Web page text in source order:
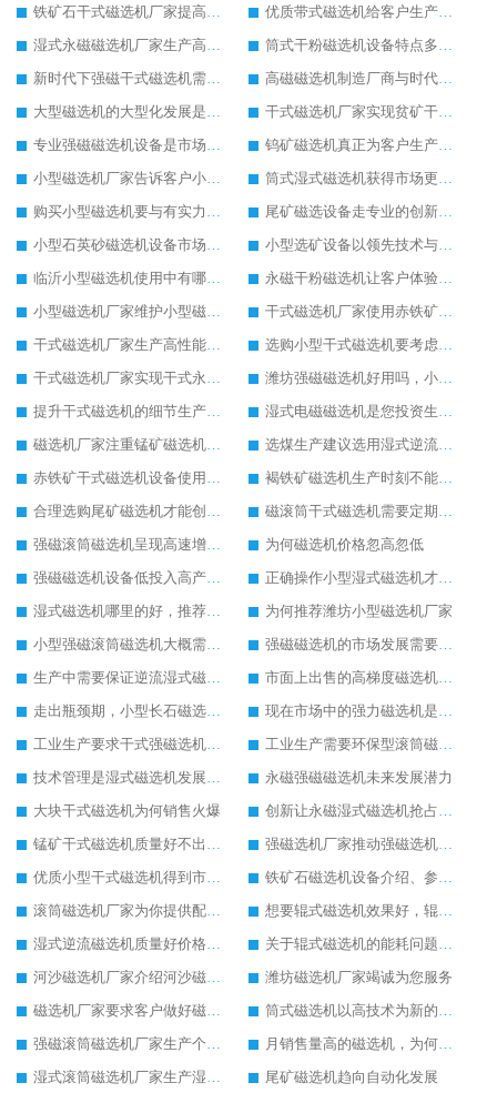
铁矿石干式磁选机厂家提高干式磁选机的市场销售量
优质带式磁选机给客户生产带来不一样的体验
湿式永磁磁选机厂家生产高品质的湿式永磁磁选机设备
筒式干粉磁选机设备特点多更受到欢迎
新时代下强磁干式磁选机需要环保生产
高磁磁选机制造厂商与时代共同进步和发展
大型磁选机的大型化发展是必然趋势
干式磁选机厂家实现贫矿干式磁选机的专业化管理
专业强磁磁选机设备是市场的主导设备
钨矿磁选机真正为客户生产提供更多便利
小型磁选机厂家告诉客户小型磁选机生产中的优势
筒式湿式磁选机获得市场更多的关注度
购买小型磁选机要与有实力的小型磁选机生产商合作
尾矿磁选设备走专业的创新发展之路
小型石英砂磁选机设备市场知名度正在提高
小型选矿设备以领先技术与客户共同进步
临沂小型磁选机使用中有哪些设备优势
永磁干粉磁选机让客户体验到高效率生产
小型磁选机厂家维护小型磁选机注意三步骤
干式磁选机厂家使用赤铁矿干式磁选机设备优点多
干式磁选机厂家生产高性能干式磁选机设备回馈客户
选购小型干式磁选机要考虑几个方面
干式磁选机厂家实现干式永磁筒式磁选机的成功与创新有关系
潍坊强磁磁选机好用吗，小型强磁磁选机多少钱一台
提升干式磁选机的细节生产很重要
湿式电磁磁选机是您投资生产的好设备
磁选机厂家注重锰矿磁选机多样化发展
选煤生产建议选用湿式逆流磁选机
赤铁矿干式磁选机设备使用范围广
褐铁矿磁选机生产时刻不能忘记创新
合理选购尾矿磁选机才能创更高经济收益
磁滚筒干式磁选机需要定期保养
强磁滚筒磁选机呈现高速增长状态
为何磁选机价格忽高忽低
强磁磁选机设备低投入高产出客户使用更满意
正确操作小型湿式磁选机才能实现较大产能
湿式磁选机哪里的好，推荐合适厂家
为何推荐潍坊小型磁选机厂家
小型强磁滚筒磁选机大概需要多少钱
强磁磁选机的市场发展需要转型创新
生产中需要保证逆流湿式磁选机设备质量
市面上出售的高梯度磁选机多少钱一台
走出瓶颈期，小型长石磁选机迎来新的发展空间
现在市场中的强力磁选机是如何定价的
工业生产要求干式强磁选机的实力不断提升
工业生产需要环保型滚筒磁选机的支持
技术管理是湿式磁选机发展的关键
永磁强磁磁选机未来发展潜力
大块干式磁选机为何销售火爆
创新让永磁湿式磁选机抢占工业市场
锰矿干式磁选机质量好不出名都难
强磁选机厂家推动强磁选机发起绿色环保生产
优质小型干式磁选机得到市场更加器重
铁矿石磁选机设备介绍、参数以及厂家实力介绍
滚筒磁选机厂家为你提供配置齐全的滚筒磁选机设备
想要辊式磁选机效果好，辊式磁选机的操作细节要重视
湿式逆流磁选机质量好价格便宜
关于辊式磁选机的能耗问题辊式磁选机厂家有话说
河沙磁选机厂家介绍河沙磁选机的安装和维护工作
潍坊磁选机厂家竭诚为您服务
磁选机厂家要求客户做好磁选机的安全操作细节
筒式磁选机以高技术为新的生产起点
强磁滚筒磁选机厂家生产个性化的强磁滚筒磁选机
月销售量高的磁选机，为何是永磁筒式磁选机
湿式滚筒磁选机厂家生产湿式滚筒磁选机获得客户点赞
尾矿磁选机趋向自动化发展